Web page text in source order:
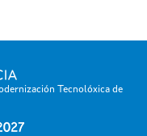
Tecnolóxica de